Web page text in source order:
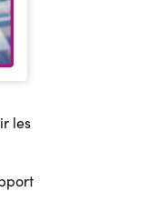
les